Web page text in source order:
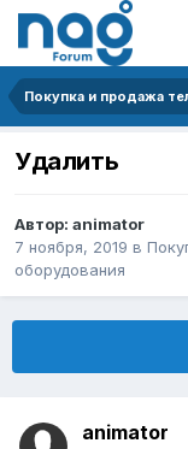
Удалить
Автор: animator
7 ноября, 2019 в
оборудования
animator